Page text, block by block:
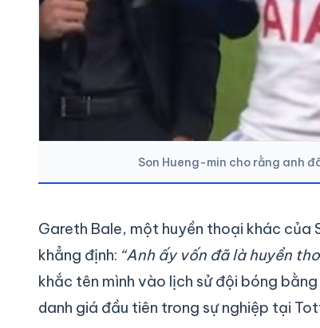
Son Hueng-min cho rằng anh
Gareth Bale, một huyền thoại khác
khẳng định: “Anh ấy vốn đã là huyền
khắc tên mình vào lịch sử đội bóng
danh giá đầu tiên trong sự nghiệp tại